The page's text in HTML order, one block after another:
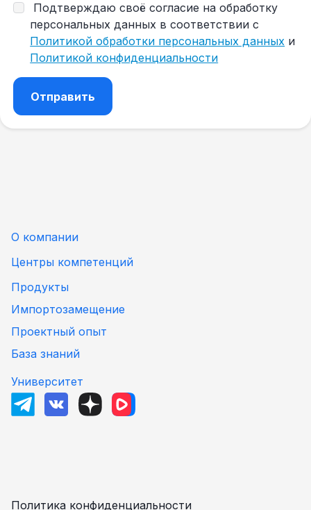
Подтверждаю своё согласие на обработку
персональных данных в соответствии с
Политикой обработки персональных данных и
Политикой конфиденциальности
О компании
Центры компетенций
Продукты
Импортозамещение
Проектный опыт
База знаний
Университет
Политика конфиденциальности